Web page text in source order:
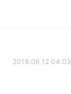
2019.06.12 04:03